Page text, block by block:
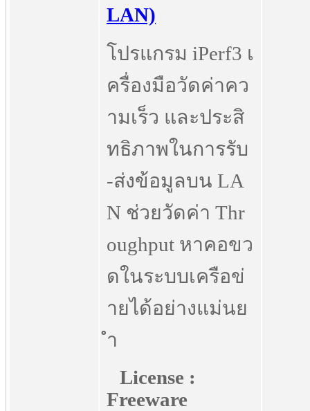
LAN)
โปรแกรม iPerf3 เ
ครื่องมือวัดค่าคว
ามเร็ว และประสิ
ทธิภาพในการรับ
-ส่งข้อมูลบน LA
N ช่วยวัดค่า Thr
oughput หาคอขว
ดในระบบเครือข่
ายได้อย่างแม่นย
ำ
License :
Freeware